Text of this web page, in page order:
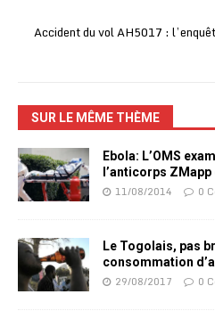
Accident du vol AH5017 :
SUR LE MÊME THÈME
Ebola: L’OMS
l’anticorps
11/08/2014 0
Le Togolais, pas
consommation
29/08/2017 0